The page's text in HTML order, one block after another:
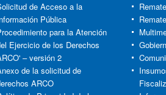
de Acceso a la
Pública
para la Atención
Ejercicio de los Derechos
– versión 2
de la solicitud de
ARCO